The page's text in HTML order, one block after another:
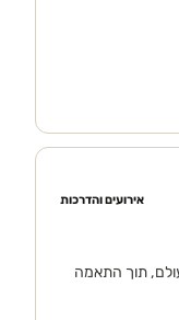
אירועים והדרכות
תוך התאמה